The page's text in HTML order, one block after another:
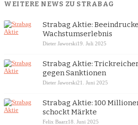
WEITERE NEWS ZU STRABAG
Strabag Aktie:
Wachstumserlebnis
Dieter Jaworski19. Juli 2025
Strabag Aktie:
gegen Sanktionen
Dieter Jaworski21. Juni 2025
Strabag Aktie: 100
schockt Märkte
Felix Baarz18. Juni 2025